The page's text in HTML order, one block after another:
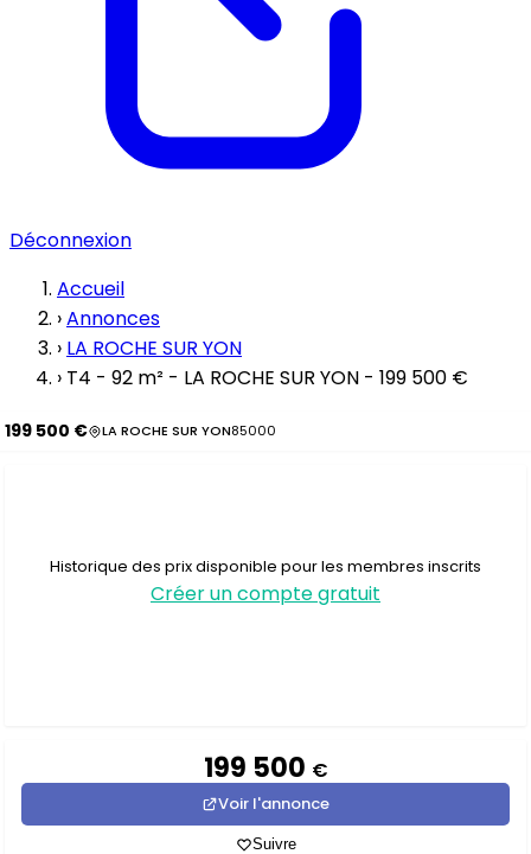
Déconnexion
Accueil
›Annonces
› LA ROCHE SUR YON
› T4 - 92 m² - LA ROCHE SUR YON - 199 500 €
199 500 € LA ROCHE SUR YON85000
Historique des prix disponible pour les membres inscrits
Créer un compte gratuit
199 500 €
Voir l'annonce
Suivre